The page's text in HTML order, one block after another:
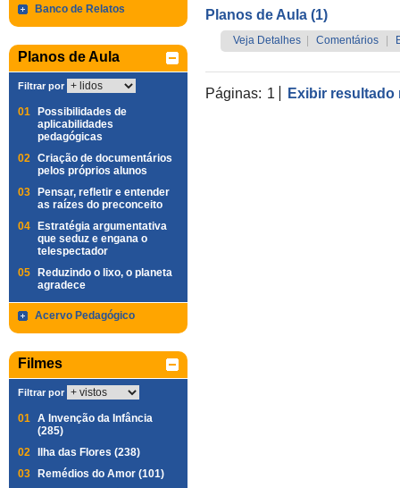
Banco de Relatos
Planos de Aula
Filtrar por
01
Possibilidades de
aplicabilidades
pedagógicas
02 Criação de documentários
pelos próprios alunos
03
Pensar, refletir e entender
as raízes do preconceito
04
Estratégia argumentativa
que seduz e engana o
telespectador
05
Reduzindo o lixo, o planeta
agradece
Acervo Pedagógico
Filmes
Filtrar por
01 A Invenção da Infância
(285)
02
Ilha das Flores (238)
03
Remédios do Amor (101)
Planos de Aula (1)
Veja Detalhes Comentários
Páginas: 1 Exibir resultado